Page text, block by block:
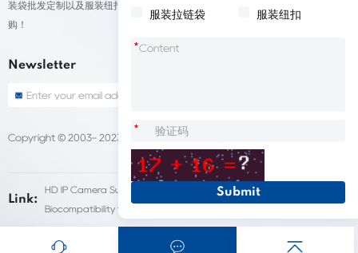
装袋批发定制以及服装纽扣低价批量出售；我们承接来自全球的订单，欢迎采
购！
Newsletter
Copyright © 2003- 2023 汕头立捷服装标签定做
Link:
HD IP Camera Supplier Fleet Dash Cam
Biocompatibility testing
服装拉链袋 服装纽扣
*
*